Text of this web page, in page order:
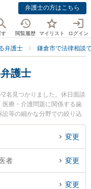
弁護士の方はこちら
す 閲覧履歴 マイリスト ログイン
弁護士 鎌倉市で法律相談
護士
名見つかりました。休日面談
療・介護問題に関係する歯
等の細かな分野での絞り込
村 悠弁護士や鎌倉りんどう
や弁護士費用、強みなどが注
療ミスを法律相談できる鎌
相談者さんにおすすめで
変更
者 変更
変更